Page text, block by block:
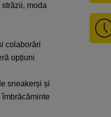
moda
colaborări
opțiuni
sneakerși și